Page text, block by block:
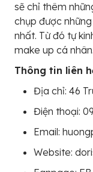
sẽ chỉ thêm
chụp được
nhất. Từ đó tự
make up cá nhân.
Thông tin liên
Địa chỉ: 46
Điện thoại:
Email:
Website: